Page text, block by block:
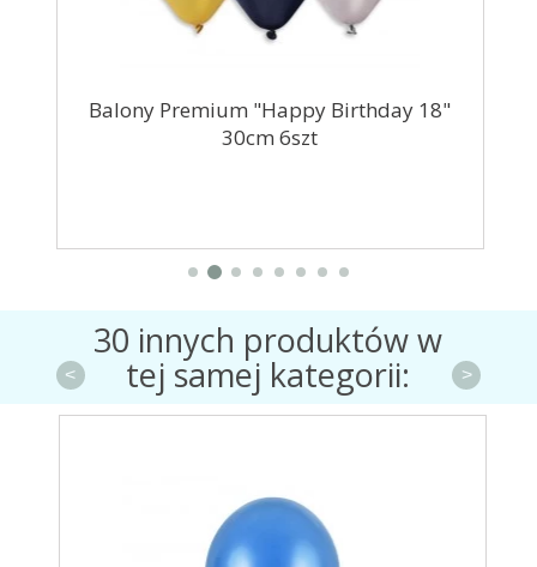
Balony Premium "Happy Birthday 18"
30cm 6szt
30 innych produktów w
tej samej kategorii:
< >